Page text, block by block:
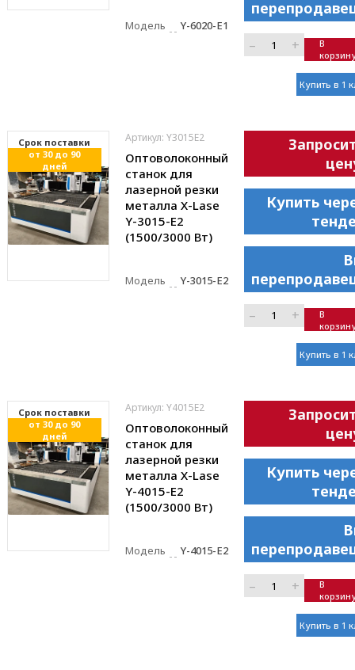
Модель Y-6020-E1
– +
В
Купить в 1
Cрок поставки
от 30 до 90
дней
Артикул: Y3015E2
Оптоволоконный
станок для
лазерной резки
металла X-Lase
Y-3015-E2
(1500/3000 Вт)
Модель Y-3015-E2
Купить
– +
В
Купить в 1
Cрок поставки
от 30 до 90
дней
Артикул: Y4015E2
Оптоволоконный
станок для
лазерной резки
металла X-Lase
Y-4015-E2
(1500/3000 Вт)
Модель Y-4015-E2
Купить
– +
В
Купить в 1